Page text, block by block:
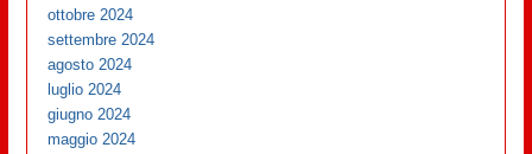
ottobre 2024
settembre 2024
agosto 2024
luglio 2024
giugno 2024
maggio 2024